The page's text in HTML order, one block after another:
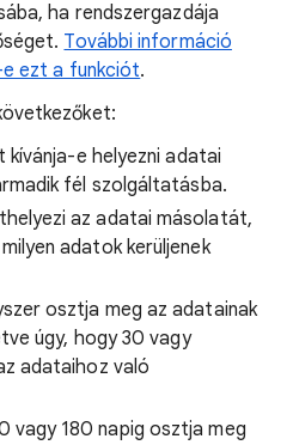
ha rendszergazdája
További információ
ezt a funkciót.
e helyezni adatai
fél szolgáltatásba.
az adatai másolatát,
adatok kerüljenek
osztja meg az adatainak
úgy, hogy 30 vagy
adataihoz való
vagy 180 napig osztja meg